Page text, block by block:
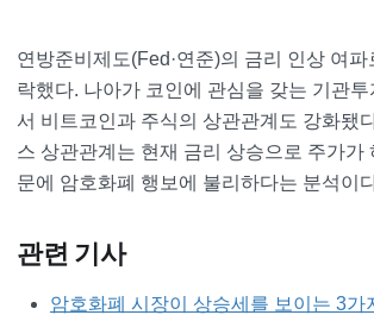
연방준비제도(Fed·연준)의 금리 인상 여
락했다. 나아가 코인에 관심을 갖는 기관투
서 비트코인과 주식의 상관관계도 강화됐
스 상관관계는 현재 금리 상승으로 주가가
문에 암호화폐 행보에 불리하다는 분석이
관련 기사
암호화폐 시장이 상승세를 보이는 3가